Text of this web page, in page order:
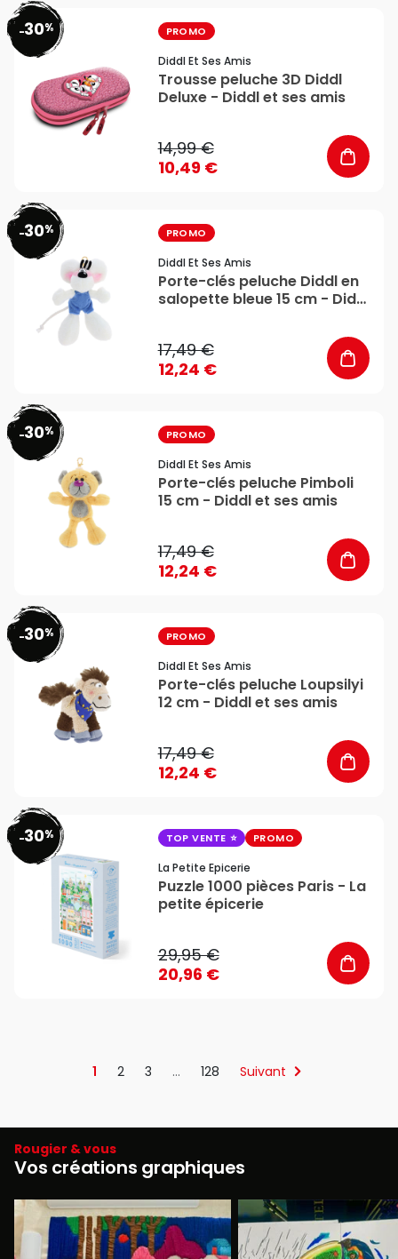
-30% PROMO
Diddl Et Ses Amis
Trousse peluche 3D Diddl
Deluxe - Diddl et ses amis
14,99 €
10,49 €
-30% PROMO
Diddl Et Ses Amis
Porte-clés peluche Diddl en
salopette bleue 15 cm - Diddl
17,49 €
12,24 €
-30% PROMO
Diddl Et Ses Amis
Porte-clés peluche Pimboli
15 cm - Diddl et ses amis
17,49 €
12,24 €
-30% PROMO
Diddl Et Ses Amis
Porte-clés peluche Loupsilyi
12 cm - Diddl et ses amis
17,49 €
12,24 €
-30% TOP VENTE PROMO
La Petite Epicerie
Puzzle 1000 pièces Paris - La
petite épicerie
29,95 €
20,96 €
1 2 3 … 128 Suivant
Rougier & vous
Vos créations graphiques